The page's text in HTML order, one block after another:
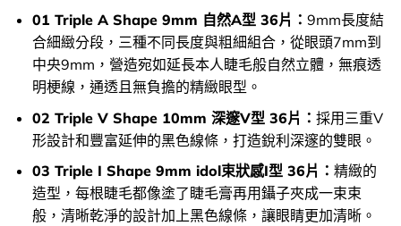
01 Triple A Shape 9mm 自然A型 36片： 9mm長度結
合細緻分段，三種不同長度與粗細組合，從眼頭7mm到
中央9mm，營造宛如延長本人睫毛般自然立體，無痕透
明梗線，通透且無負擔的精緻眼型。
02 Triple V Shape 10mm 深邃V型 36片： 採用三重V
形設計和豐富延伸的黑色線條，打造銳利深邃的雙眼。
03 Triple I Shape 9mm idol束狀感I型 36片： 精緻的
造型，每根睫毛都像塗了睫毛膏再用鑷子夾成一束束
般，清晰乾淨的設計加上黑色線條，讓眼睛更加清晰。